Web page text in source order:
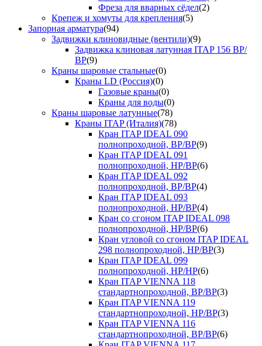
Фреза для вварных сёдел(2)
Крепеж и хомуты для крепления(5)
Запорная арматура(94)
Задвижки клиновидные (вентили)(9)
Задвижка клиновая латунная ITAP 156 ВР/
ВР(9)
Краны шаровые стальные(0)
Краны LD (Россия)(0)
Газовые краны(0)
Краны для воды(0)
Краны шаровые латунные(78)
Краны ITAP (Италия)(78)
Кран ITAP IDEAL 090
полнопроходной, ВР/ВР(9)
Кран ITAP IDEAL 091
полнопроходной, НР/ВР(6)
Кран ITAP IDEAL 092
полнопроходной, ВР/ВР(4)
Кран ITAP IDEAL 093
полнопроходной, НР/ВР(4)
Кран со сгоном ITAP IDEAL 098
полнопроходной, НР/ВР(6)
Кран угловой со сгоном ITAP IDEAL
298 полнопроходной, НР/ВР(3)
Кран ITAP IDEAL 099
полнопроходной, НР/НР(6)
Кран ITAP VIENNA 118
стандартнопроходной, ВР/ВР(3)
Кран ITAP VIENNA 119
стандартнопроходной, НР/ВР(3)
Кран ITAP VIENNA 116
стандартнопроходной, ВР/ВР(6)